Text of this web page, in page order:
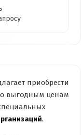
приобрести
выгодным ценам
.